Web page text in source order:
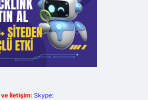
ve İletişim: Skype: